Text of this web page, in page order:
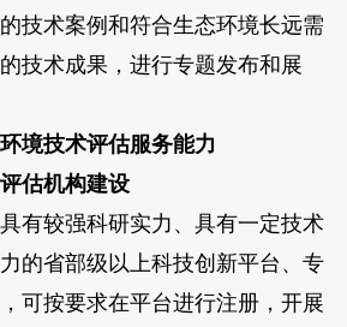
技术案例和符合生态环境长远需
技术成果，进行专题发布和展
境技术评估服务能力
估机构建设
较强科研实力、具有一定技术
的省部级以上科技创新平台、专
可按要求在平台进行注册，开展